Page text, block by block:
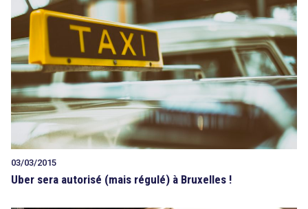
03/03/2015
Uber sera autorisé (mais régulé) à Bruxelles !